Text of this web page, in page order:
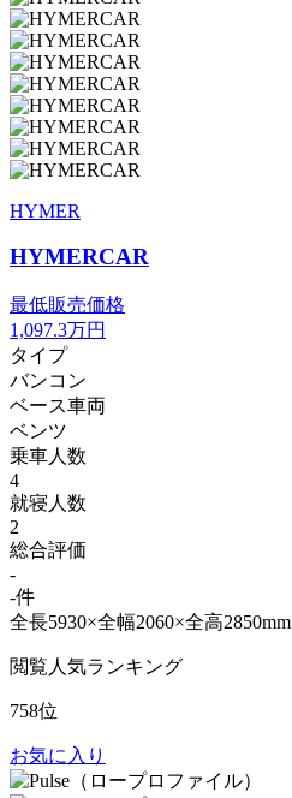
HYMER
HYMERCAR
最低販売価格
1,097.3万円
タイプ
バンコン
ベース車両
ベンツ
乗車人数
4
就寝人数
2
総合評価
-
-件
全長5930×全幅2060×全高2850mm
閲覧人気ランキング
758位
お気に入り